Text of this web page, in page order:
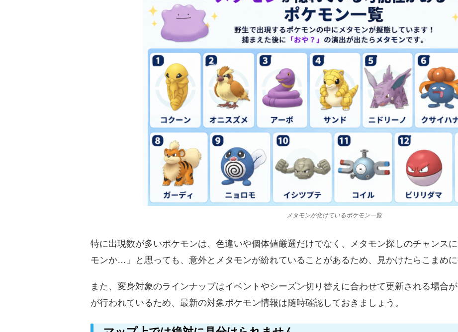
メタモンが化けているポケモン一覧
特に出現数が多いポケモンは、色違いや個体値厳選だけでなく、メタモン探しのチャンス
モンか…」と思っても、意外とメタモンが紛れていることがあるため、見かけたらこまめに
また、変身対象のラインナップはイベントやシーズン切り替えに合わせて更新される場合
が行われているため、最新の対象ポケモン情報は随時確認しておきましょう。